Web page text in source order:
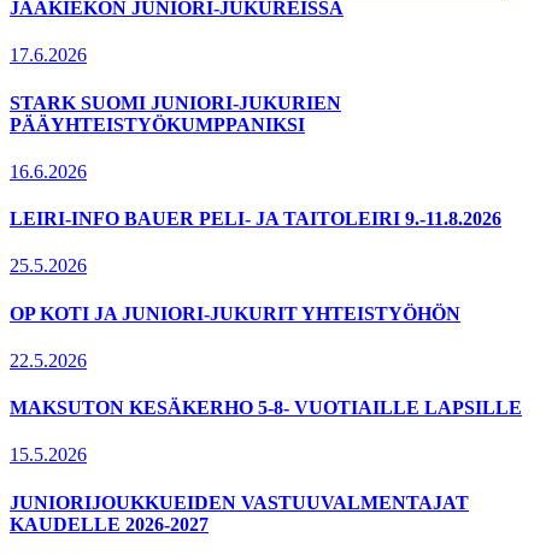
JÄÄKIEKON JUNIORI-JUKUREISSA
17.6.2026
STARK SUOMI JUNIORI-JUKURIEN
PÄÄYHTEISTYÖKUMPPANIKSI
16.6.2026
LEIRI-INFO BAUER PELI- JA TAITOLEIRI 9.-11.8.2026
25.5.2026
OP KOTI JA JUNIORI-JUKURIT YHTEISTYÖHÖN
22.5.2026
MAKSUTON KESÄKERHO 5-8- VUOTIAILLE LAPSILLE
15.5.2026
JUNIORIJOUKKUEIDEN VASTUUVALMENTAJAT
KAUDELLE 2026-2027